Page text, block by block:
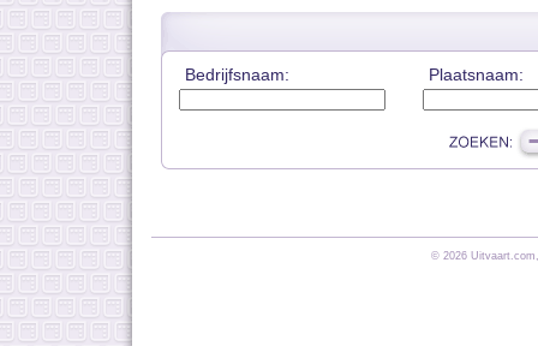
Bedrijfsnaam: Plaatsnaam:
© 2026